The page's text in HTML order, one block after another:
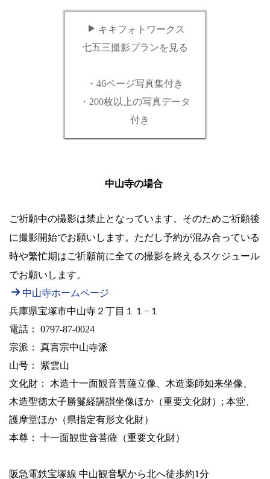
キキフォトワークス
七五三撮影プランを見る
・46ページ写真集付き
・200枚以上の写真データ
付き
中山寺の場合
ご祈願中の撮影は禁止となっています。そのためご祈願後
に撮影開始でお願いします。ただし予約が混み合っている
時や繁忙期はご祈願前に全ての撮影を終えるスケジュール
でお願いします。
中山寺ホームページ
兵庫県宝塚市中山寺２丁目１１−１
電話： 0797-87-0024
宗派： 真言宗中山寺派
山号： 紫雲山
文化財： 木造十一面観音菩薩立像、木造薬師如来坐像、
木造聖徳太子勝鬘経講讃坐像ほか（重要文化財）; 本堂、
護摩堂ほか（県指定有形文化財）
本尊： 十一面観世音菩薩（重要文化財）
阪急電鉄宝塚線 中山観音駅から北へ徒歩約1分